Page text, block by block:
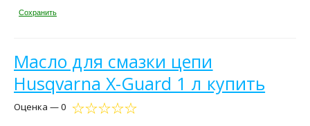
Сохранить
Масло для смазки цепи
Husqvarna X-Guard 1 л купить
Оценка — 0